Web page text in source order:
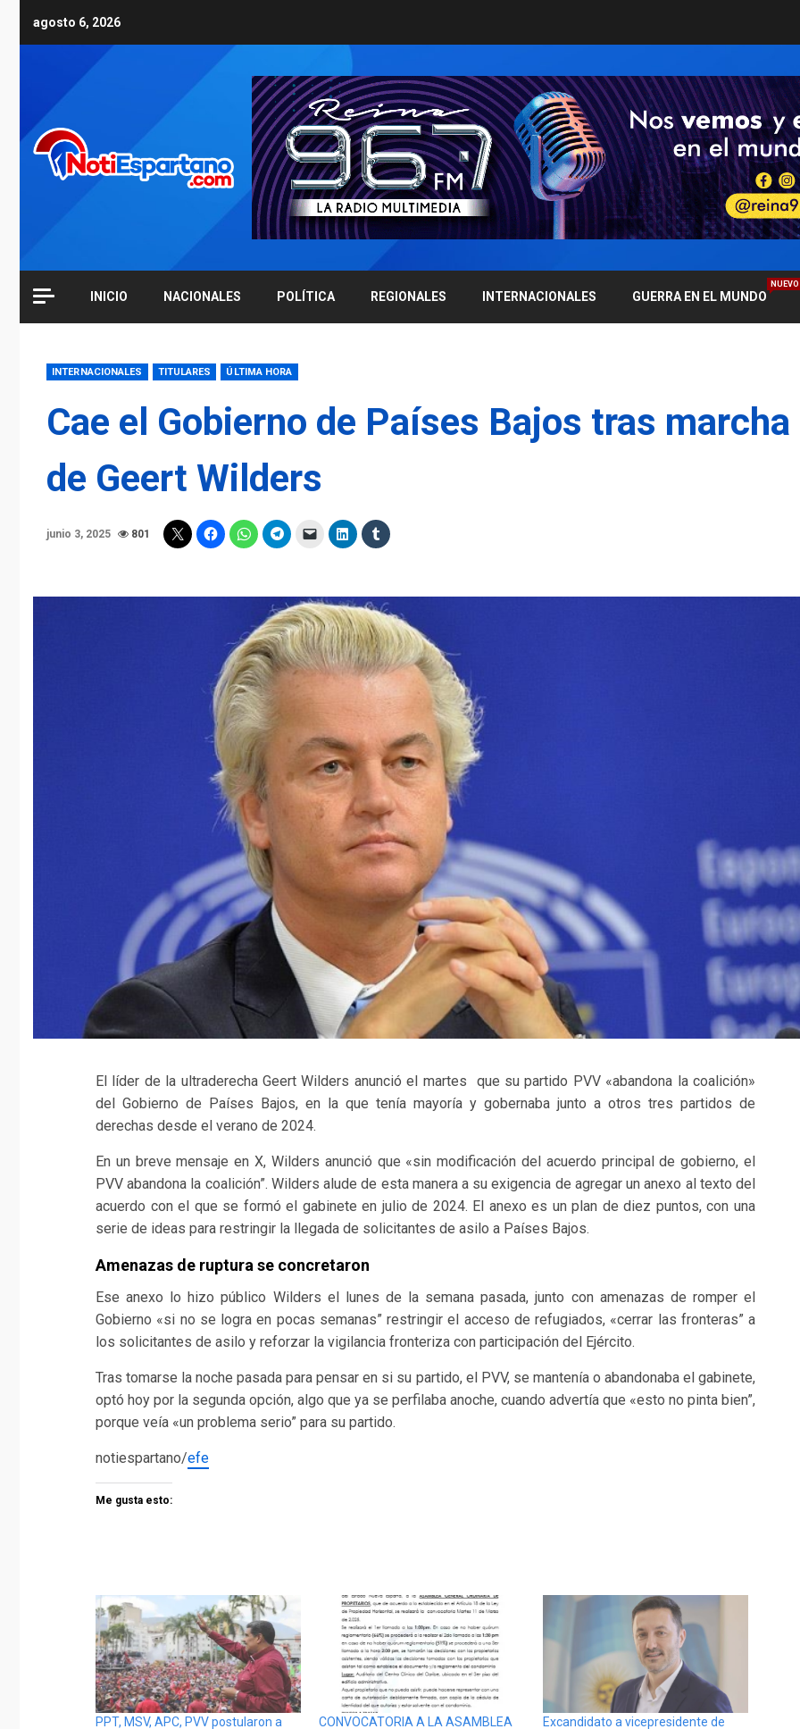
agosto 6, 2026
INICIO NACIONALES POLÍTICA REGIONALES INTERNACIONALES GUERRA EN EL MUNDO
NUEVO
INTERNACIONALES TITULARES ÚLTIMA HORA
Cae el Gobierno de Países Bajos tras marcha
de Geert Wilders
junio 3, 2025 801
El líder de la ultraderecha Geert Wilders anunció el martes que su partido PVV «abandona la coalición»
del Gobierno de Países Bajos, en la que tenía mayoría y gobernaba junto a otros tres partidos de
derechas desde el verano de 2024.
En un breve mensaje en X, Wilders anunció que «sin modificación del acuerdo principal de gobierno, el
PVV abandona la coalición”. Wilders alude de esta manera a su exigencia de agregar un anexo al texto del
acuerdo con el que se formó el gabinete en julio de 2024. El anexo es un plan de diez puntos, con una
serie de ideas para restringir la llegada de solicitantes de asilo a Países Bajos.
Amenazas de ruptura se concretaron
Ese anexo lo hizo público Wilders el lunes de la semana pasada, junto con amenazas de romper el
Gobierno «si no se logra en pocas semanas” restringir el acceso de refugiados, «cerrar las fronteras” a
los solicitantes de asilo y reforzar la vigilancia fronteriza con participación del Ejército.
Tras tomarse la noche pasada para pensar en si su partido, el PVV, se mantenía o abandonaba el gabinete,
optó hoy por la segunda opción, algo que ya se perfilaba anoche, cuando advertía que «esto no pinta bien”,
porque veía «un problema serio” para su partido.
notiespartano/efe
Me gusta esto:
PPT, MSV, APC, PVV postularon a
CONVOCATORIA A LA ASAMBLEA
Excandidato a vicepresidente de